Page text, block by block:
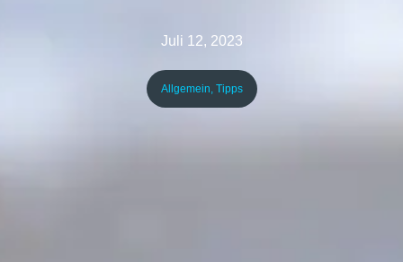
Juli 12, 2023
Allgemein, Tipps